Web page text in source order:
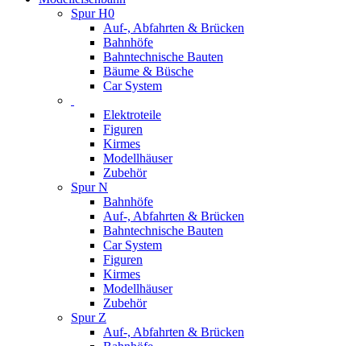
Spur H0
Auf-, Abfahrten & Brücken
Bahnhöfe
Bahntechnische Bauten
Bäume & Büsche
Car System
Elektroteile
Figuren
Kirmes
Modellhäuser
Zubehör
Spur N
Bahnhöfe
Auf-, Abfahrten & Brücken
Bahntechnische Bauten
Car System
Figuren
Kirmes
Modellhäuser
Zubehör
Spur Z
Auf-, Abfahrten & Brücken